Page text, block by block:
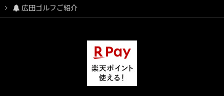
広田ゴルフご紹介